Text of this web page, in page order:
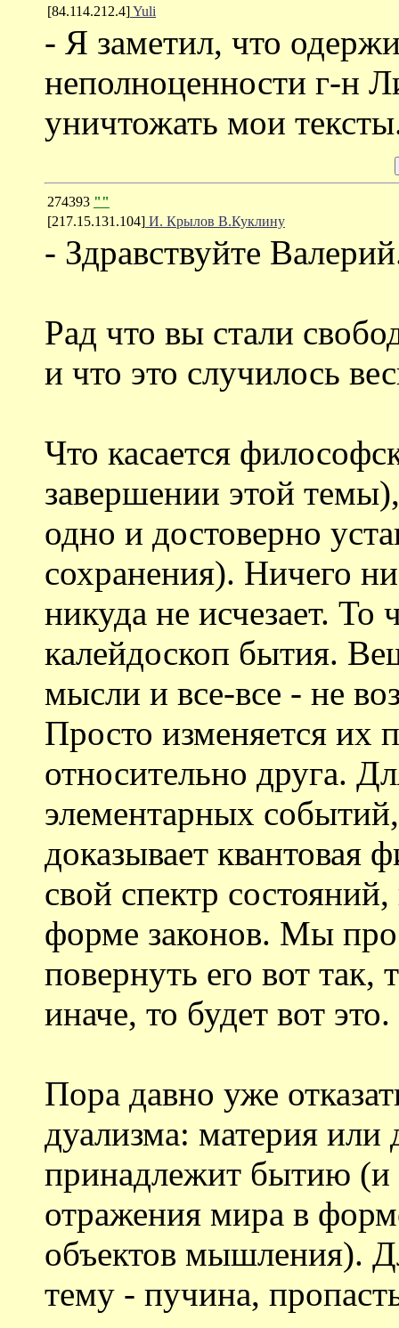
[84.114.212.4]Yuli
- Я заметил, что
неполноценности г-н
уничтожать мои
274393 ""
[217.15.131.104] И. Крылов В.Куклину
- Здравствуйте
Рад что вы стали
и что это случилось
Что касается
завершении этой
одно и достоверно
сохранения). Ничего
никуда не исчезает.
калейдоскоп бытия.
мысли и все-все - не
Просто изменяется их
относительно друга.
элементарных
доказывает квантовая
свой спектр
форме законов. Мы
повернуть его вот так,
иначе, то будет вот
Пора давно уже
дуализма: материя или
принадлежит бытию (и
отражения мира в
объектов мышления).
тему - пучина,